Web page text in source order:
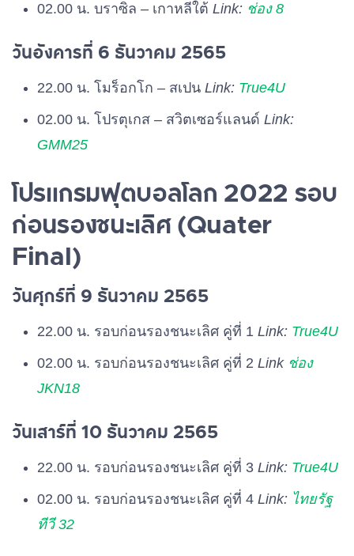
02.00 น. บราซิล – เกาหลีใต้ Link: ช่อง 8
วันอังคารที่ 6 ธันวาคม 2565
22.00 น. โมร็อกโก – สเปน Link: True4U
02.00 น. โปรตุเกส – สวิตเซอร์แลนด์ Link:
GMM25
โปรแกรมฟุตบอลโลก 2022 รอบ
ก่อนรองชนะเลิศ (Quater
Final)
วันศุกร์ที่ 9 ธันวาคม 2565
22.00 น. รอบก่อนรองชนะเลิศ คู่ที่ 1 Link: True4U
02.00 น. รอบก่อนรองชนะเลิศ คู่ที่ 2 Link ช่อง
JKN18
วันเสาร์ที่ 10 ธันวาคม 2565
22.00 น. รอบก่อนรองชนะเลิศ คู่ที่ 3 Link: True4U
02.00 น. รอบก่อนรองชนะเลิศ คู่ที่ 4 Link: ไทยรัฐ
ทีวี 32